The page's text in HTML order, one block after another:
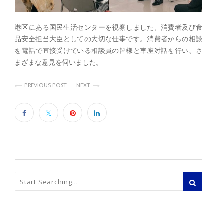
港区にある国民生活センターを視察しました。消費者及び食
品安全担当大臣としての大切な仕事です。消費者からの相談
を電話で直接受けている相談員の皆様と車座対話を行い、さ
まざまな意見を伺いました。
PREVIOUS POST NEXT